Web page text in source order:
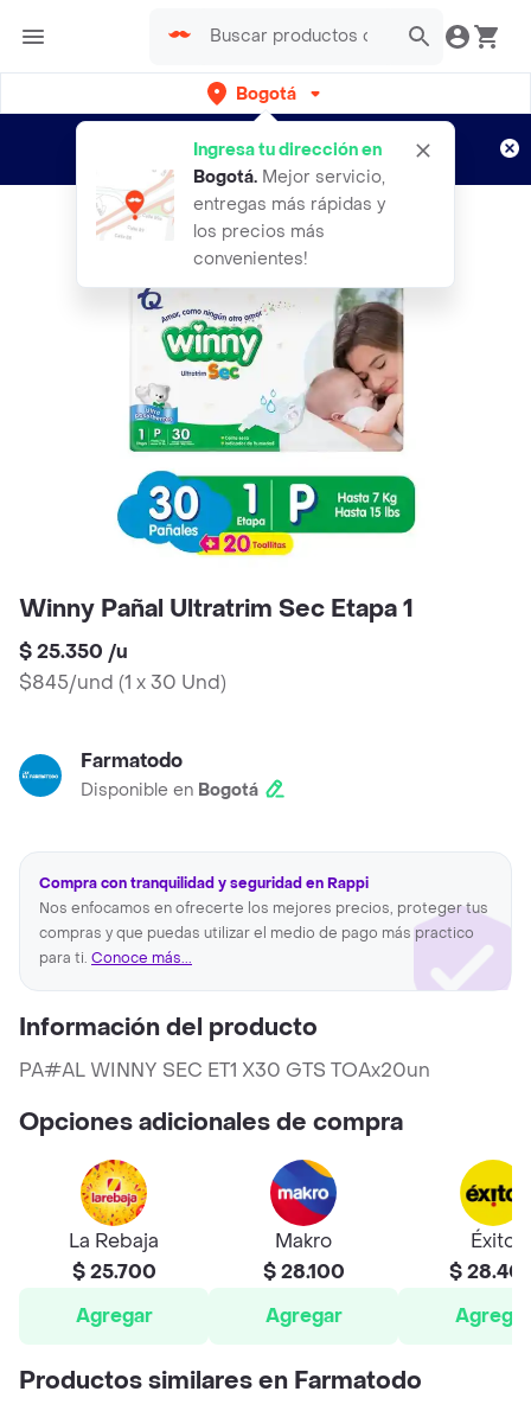
Bogotá
Ingresa tu dirección en
Bogotá. Mejor servicio,
entregas más rápidas y
los precios más
convenientes!
envíos gratis por semanas
Aplican TyC
Winny Pañal Ultratrim Sec Etapa 1
$ 25.350 /u
$845/und (1 x 30 Und)
Farmatodo
Disponible en Bogotá
Compra con tranquilidad y seguridad en Rappi
Nos enfocamos en ofrecerte los mejores precios, proteger tus
compras y que puedas utilizar el medio de pago más practico
para ti. Conoce más...
Información del producto
PA#AL WINNY SEC ET1 X30 GTS TOAx20un
Opciones adicionales de compra
La Rebaja
$ 25.700
Agregar
Makro
$ 28.100
Agregar
Éxito
$
Agregar
Productos similares en Farmatodo